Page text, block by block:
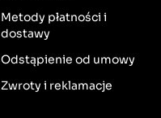
Metody płatności i
dostawy
Odstąpienie od umowy
Zwroty i reklamacje